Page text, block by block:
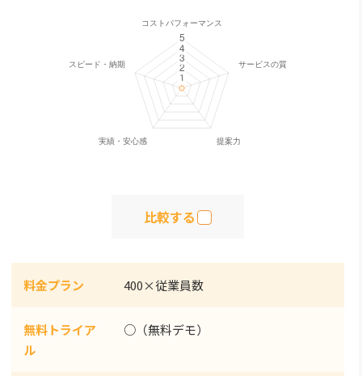
比較する
料金プラン 400×従業員数
無料トライア
ル
○（無料デモ）